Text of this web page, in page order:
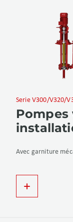
Serie V300/V320/
Avec garniture